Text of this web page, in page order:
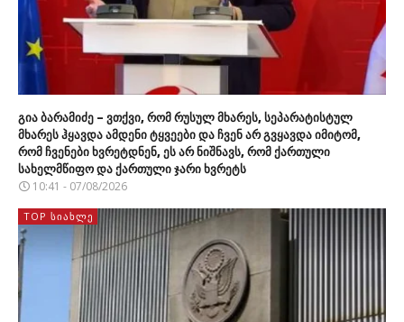
გია ბარამიძე – ვთქვი, რომ რუსულ მხარეს, სეპარატისტულ
მხარეს ჰყავდა ამდენი ტყვეები და ჩვენ არ გვყავდა იმიტომ,
რომ ჩვენები ხვრეტდნენ, ეს არ ნიშნავს, რომ ქართული
სახელმწიფო და ქართული ჯარი ხვრეტს
10:41 - 07/08/2026
TOP ᲡᲘᲐᲮᲚᲔ